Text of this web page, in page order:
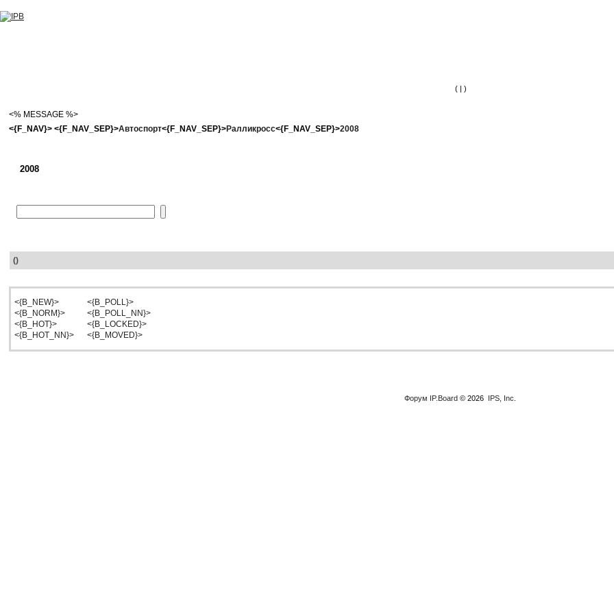
( | )
<% MESSAGE %>
<{F_NAV}><{F_NAV_SEP}>Автоспорт<{F_NAV_SEP}>Ралликросс<{F_NAV_SEP}>2008
2008
()
<{B_NEW}>
<{B_NORM}>
<{B_HOT}>
<{B_HOT_NN}>
<{B_POLL}>
<{B_POLL_NN}>
<{B_LOCKED}>
<{B_MOVED}>
Форум IP.Board © 2026 IPS, Inc